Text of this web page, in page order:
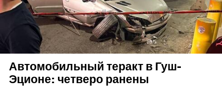
Автомобильный теракт в Гуш-
Эционе: четверо ранены